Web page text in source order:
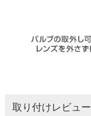
取り付けレビュー